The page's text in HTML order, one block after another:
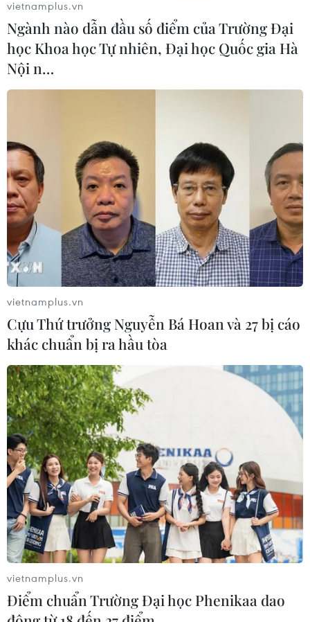
vietnamplus.vn
Ngành nào dẫn đầu số điểm của Trường Đại
học Khoa học Tự nhiên, Đại học Quốc gia Hà
Nội n…
vietnamplus.vn
Cựu Thứ trưởng Nguyễn Bá Hoan và 27 bị cáo
khác chuẩn bị ra hầu tòa
vietnamplus.vn
Điểm chuẩn Trường Đại học Phenikaa dao